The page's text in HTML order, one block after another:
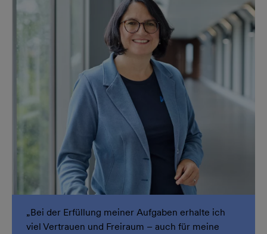
„Bei der Erfüllung meiner Aufgaben erhalte ich
viel Vertrauen und Freiraum – auch für meine